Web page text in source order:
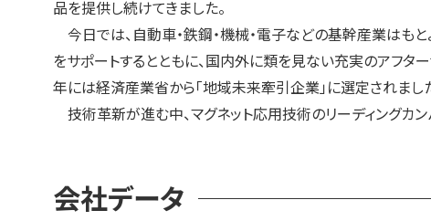
品を提供し続けてきました。
今日では、自動車・鉄鋼・機械・電子などの基幹産業はも
をサポートするとともに、国内外に類を見ない充実のアフタ
年には経済産業省から「地域未来牽引企業」に選定されまし
技術革新が進む中、マグネット応用技術のリーディングカ
会社データ